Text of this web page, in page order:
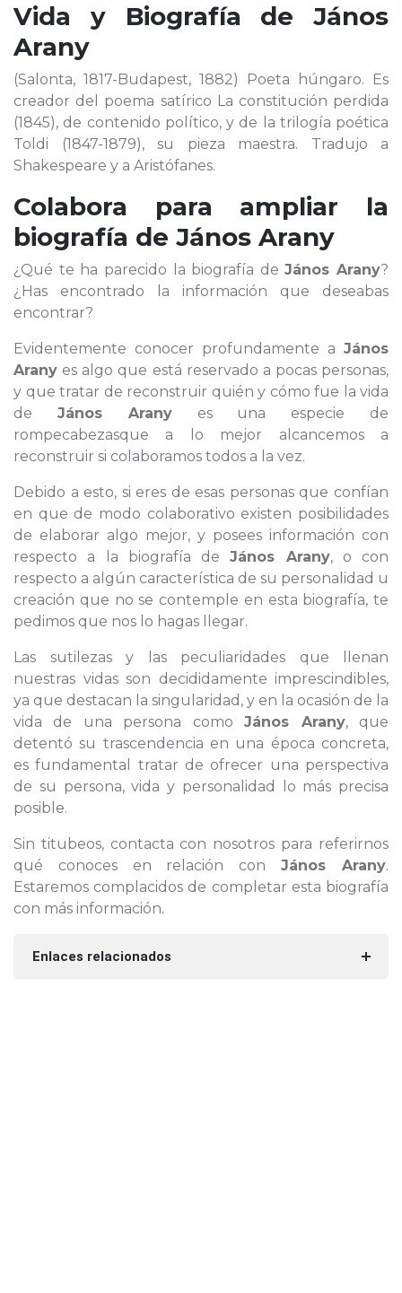
Vida y Biografía de János
Arany
(Salonta, 1817-Budapest, 1882) Poeta húngaro. Es
creador del poema satírico La constitución perdida
(1845), de contenido político, y de la trilogía poética
Toldi (1847-1879), su pieza maestra. Tradujo a
Shakespeare y a Aristófanes.
Colabora para ampliar la
biografía de János Arany
¿Qué te ha parecido la biografía deJános Arany?
¿Has encontrado la información que deseabas
encontrar?
Evidentemente conocer profundamente a János
Arany es algo que está reservado a pocas personas,
y que tratar de reconstruir quién y cómo fue la vida
de János Aranyes una especie de
rompecabezasque a lo mejor alcancemos a
reconstruir si colaboramos todos a la vez.
Debido a esto, si eres de esas personas que confían
en que de modo colaborativo existen posibilidades
de elaborar algo mejor, y posees información con
respecto a la biografía deJános Arany, o con
respecto a algún característica de su personalidad u
creación que no se contemple en esta biografía, te
pedimos que nos lo hagas llegar.
Las sutilezas y las peculiaridades que llenan
nuestras vidas son decididamente imprescindibles,
ya que destacan la singularidad, y en la ocasión de la
vida de una persona comoJános Arany, que
detentó su trascendencia en una época concreta,
es fundamental tratar de ofrecer una perspectiva
de su persona, vida y personalidad lo más precisa
posible.
Sin titubeos, contacta con nosotros para referirnos
qué conoces en relación conJános Arany.
Estaremos complacidos de completar esta biografía
con más información.
Enlaces relacionados